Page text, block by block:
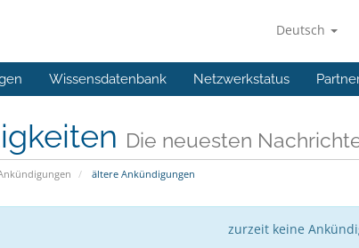
Deutsch
Wissensdatenbank Netzwerkstatus
Die neuesten
ältere Ankündigungen
zurzeit keine